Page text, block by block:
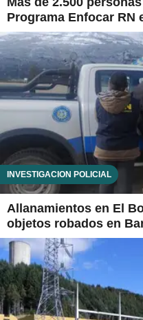
Programa Enfocar RN
INVESTIGACIÓN POLICIAL
Allanamientos en El
objetos robados en